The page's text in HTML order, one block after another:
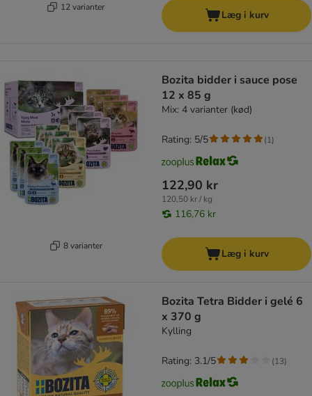
12 varianter
Læg i kurv
8 varianter
Bozita bidder i sauce pose
12 x 85 g
Mix: 4 varianter (kød)
122,90 kr
120,50 kr / kg
116,76 kr
Rating: 5/5 (1)
Læg i kurv
Bozita Tetra Bidder i gelé 6
x 370 g
Kylling
Rating: 3.1/5 (13)